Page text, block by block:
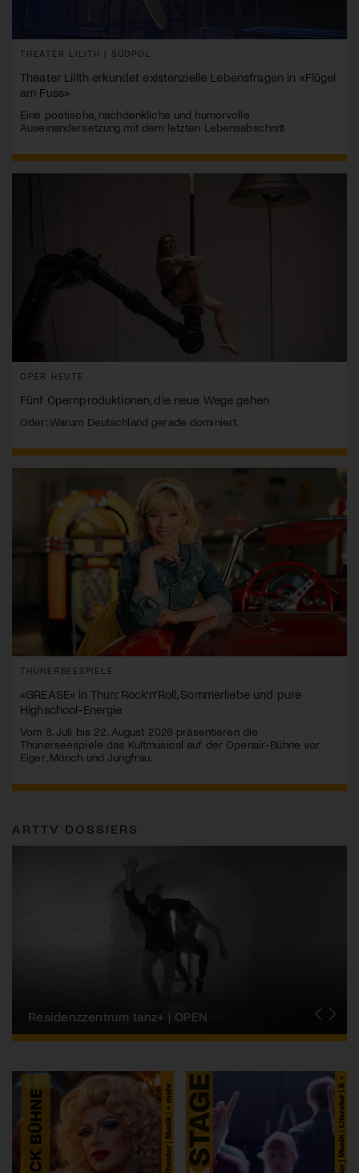
THEATER LILITH | SÜDPOL
Theater Lilith erkundet existenzielle Lebensfragen in «Flügel
am Fuss»
Eine poetische, nachdenkliche und humorvolle
Auseinandersetzung mit dem letzten Lebensabschnitt
OPER HEUTE
Fünf Opernproduktionen, die neue Wege gehen
Oder: Warum Deutschland gerade dominiert.
THUNERSEESPIELE
«GREASE» in Thun: Rock’n’Roll, Sommerliebe und pure
Highschool-Energie
Vom 8. Juli bis 22. August 2026 präsentieren die
Thunerseespiele das Kultmusical auf der Openair-Bühne vor
Eiger, Mönch und Jungfrau.
ARTTV DOSSIERS
Migros-Kulturprozent | Tanzfestival Steps
Residenzzentrum tanz+ | OPEN
Tanzszene Schweiz